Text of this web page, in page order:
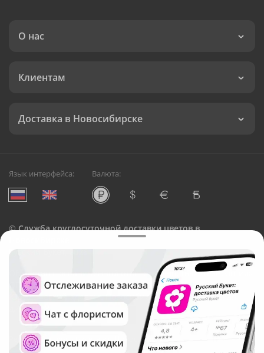
О нас
Клиентам
Доставка в Новосибирске
Язык интерфейса: Валюта:
©Служба круглосуточной доставки цветов в
Русский Букет, 2026
Общество с ограниченной ответственностью «Технология»
ОГРН: 1195476081745, ИНН: 5410081997
Юридический адрес: г. Новосибирск, ул. Ипподромская,
д.42, оф. 3
Рейтинг Русского букета в г. Новосибирск